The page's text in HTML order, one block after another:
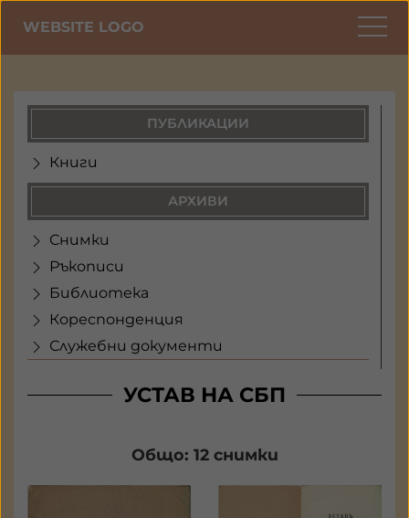
WEBSITE LOGO
ПУБЛИКАЦИИ
Книги
АРХИВИ
Снимки
Ръкописи
Библиотека
Кореспонденция
Служебни документи
УСТАВ НА СБП
Общо: 12 снимки